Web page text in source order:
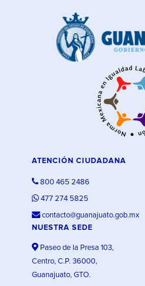
ATENCIÓN CIUDADANA
800 465 2486
477 274 5825
contacto@guanajuato.gob.mx
NUESTRA SEDE
Paseo de la Presa 103,
Centro, C.P. 36000,
Guanajuato, GTO.